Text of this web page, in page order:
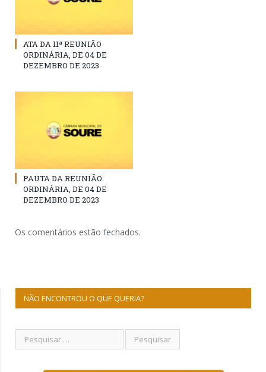
ATA DA 11ª REUNIÃO
ORDINÁRIA, DE 04 DE
DEZEMBRO DE 2023
PAUTA DA REUNIÃO
ORDINÁRIA, DE 04 DE
DEZEMBRO DE 2023
Os comentários estão fechados.
NÃO ENCONTROU O QUE QUERIA?